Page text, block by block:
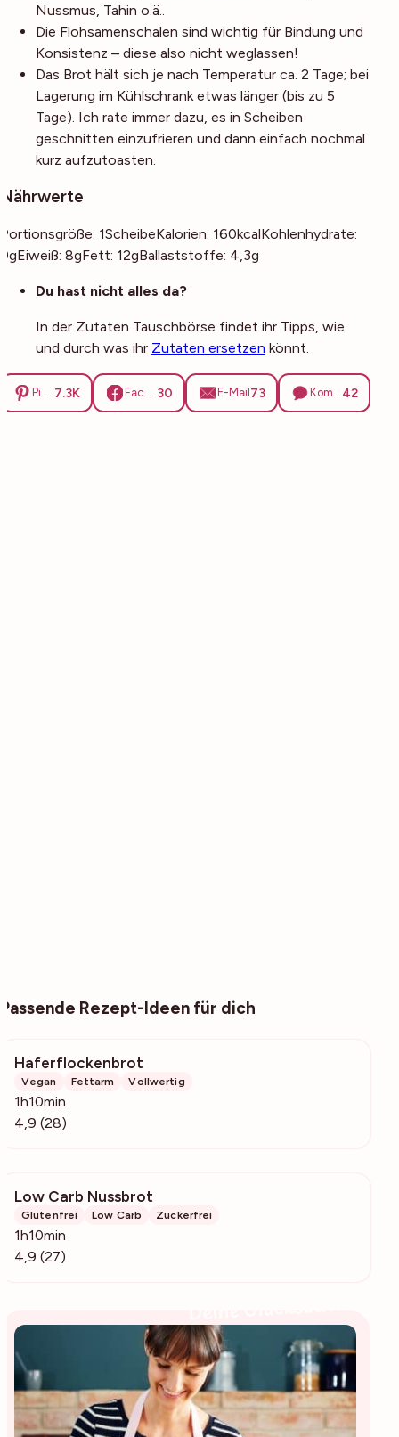
Nussmus, Tahin o.ä..
Die Flohsamenschalen sind wichtig für Bindung und
Konsistenz – diese also nicht weglassen!
Das Brot hält sich je nach Temperatur ca. 2 Tage; bei
Lagerung im Kühlschrank etwas länger (bis zu 5
Tage). Ich rate immer dazu, es in Scheiben
geschnitten einzufrieren und dann einfach nochmal
kurz aufzutoasten.
Nährwerte
Portionsgröße: 1ScheibeKalorien: 160kcalKohlenhydrate:
9gEiweiß: 8gFett: 12gBallaststoffe: 4,3g
Du hast nicht alles da?
In der Zutaten Tauschbörse findet ihr Tipps, wie
und durch was ihr Zutaten ersetzen könnt.
Pinterest 7.3K Facebook 30 E-Mail 73 Kommentare 42
Passende Rezept-Ideen für dich
Haferflockenbrot
Vegan Fettarm Vollwertig
1h10min
4,9 (28)
Low Carb Nussbrot
Glutenfrei Low Carb Zuckerfrei
1h10min
4,9 (27)